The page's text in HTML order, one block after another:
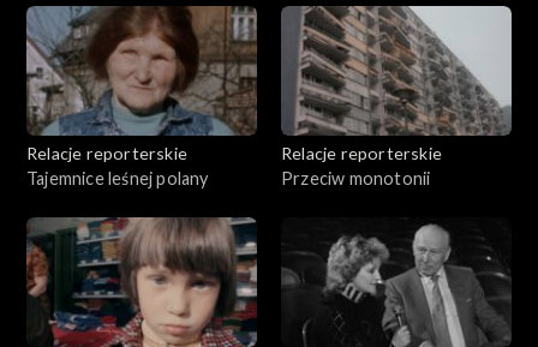
Relacje reporterskie
Tajemnice leśnej polany
Relacje reporterskie
Przeciw monotonii